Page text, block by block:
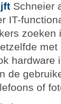
Schneier
IT-
zoeken
hardware
de
of